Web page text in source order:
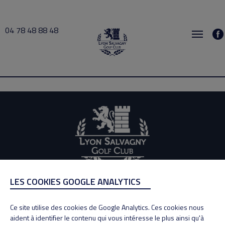
04 78 48 88 48
OLLIER 2021-03-09 14:30 → 2021-03-09 15:00
ADRESSE
69890 La Tour de Salvagny
Tél : 04 78 48 88 48
LES COOKIES GOOGLE ANALYTICS
Ce site utilise des cookies de Google Analytics. Ces cookies nous
aident à identifier le contenu qui vous intéresse le plus ainsi qu'à